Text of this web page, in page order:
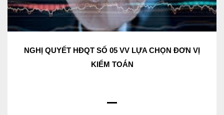
NGHỊ QUYẾT HĐQT SỐ 05 VV LỰA CHỌN ĐƠN VỊ
KIỂM TOÁN